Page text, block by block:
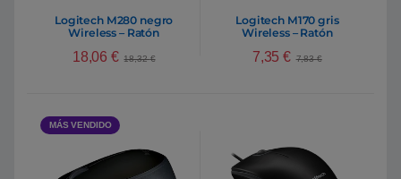
Logitech M280 negro
Wireless – Ratón
18,06€ 18,32€
Logitech M170 gris
Wireless – Ratón
7,35€ 7,83€
MÁS VENDIDO